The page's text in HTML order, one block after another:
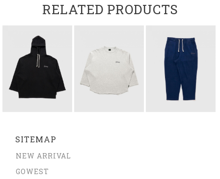
RELATED PRODUCTS
SITEMAP
NEW ARRIVAL
GOWEST